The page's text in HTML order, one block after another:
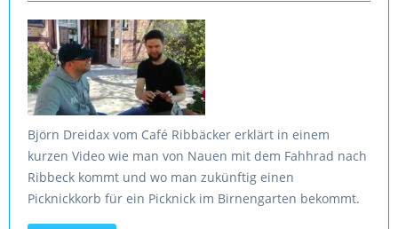
Björn Dreidax vom Café Ribbäcker erklärt in einem
kurzen Video wie man von Nauen mit dem Fahhrad nach
Ribbeck kommt und wo man zukünftig einen
Picknickkorb für ein Picknick im Birnengarten bekommt.